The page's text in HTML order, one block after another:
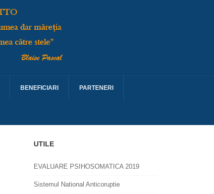
BENEFICIARI PARTENERI
UTILE
EVALUARE PSIHOSOMATICA 2019
Sistemul National Anticoruptie